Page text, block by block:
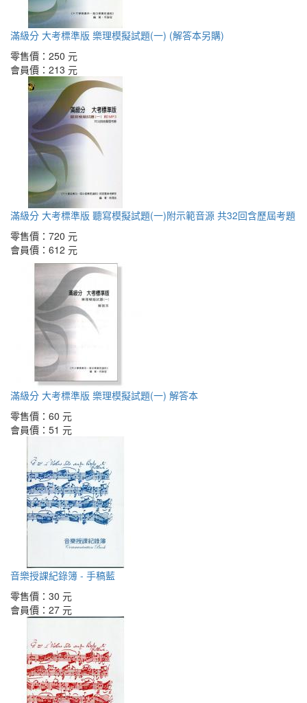
滿級分 大考標準版 樂理模擬試題(一) (解答本另購)
零售價： 250 元
會員價： 213 元
滿級分 大考標準版 聽寫模擬試題(一)附示範音源 共32回含歷屆考題
零售價： 720 元
會員價： 612 元
滿級分 大考標準版 樂理模擬試題(一) 解答本
零售價： 60 元
會員價： 51 元
音樂授課紀錄簿 - 手稿藍
零售價： 30 元
會員價： 27 元